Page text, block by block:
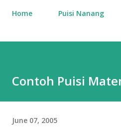
Home Puisi Nanang
Contoh Puisi
June 07, 2005